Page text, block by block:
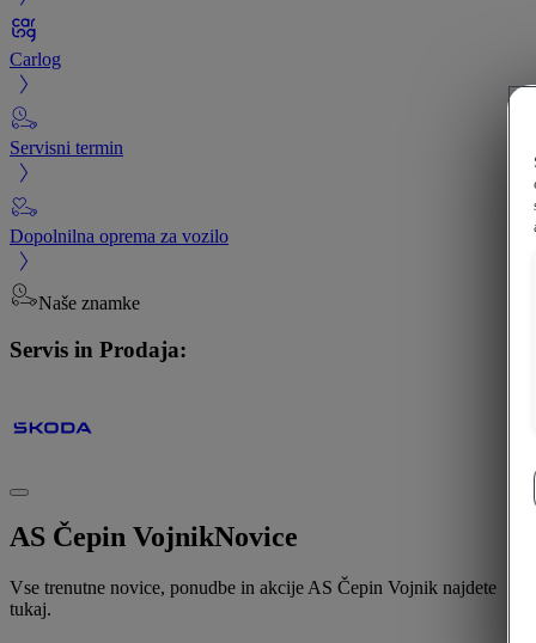
Carlog
Servisni termin
Dopolnilna oprema za vozilo
Naše znamke
Servis in Prodaja:
AS Čepin VojnikNovice
Vse trenutne novice, ponudbe in akcije AS Čepin Vojnik najdete
tukaj.